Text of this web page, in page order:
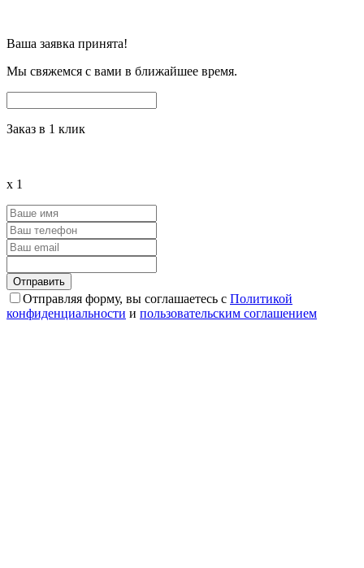
Ваша заявка принята!
Мы свяжемся с вами в ближайшее время.
Заказ в 1 клик
x 1
Отправляя форму, вы соглашаетесь с Политикой
конфиденциальности и пользовательским соглашением